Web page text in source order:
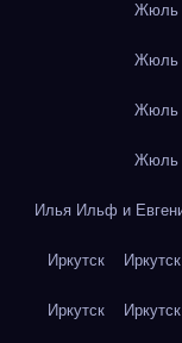
Жюль
Жюль
Жюль
Жюль
Илья Ильф и
Иркутск Иркутск
Иркутск Иркутск